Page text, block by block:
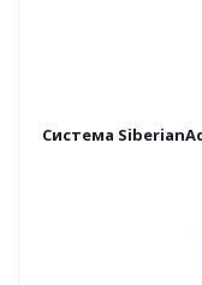
Система